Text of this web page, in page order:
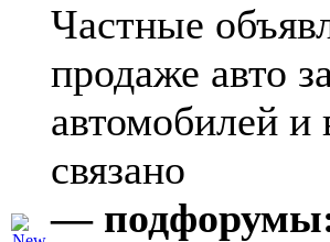
Частные
продаже авто
автомобилей и
связано
—